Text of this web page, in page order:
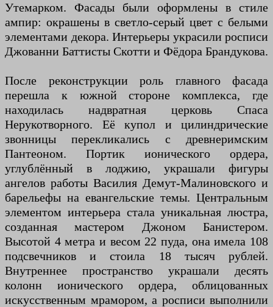
Утемарком. Фасады были оформлены в стиле
ампир: окрашены в светло-серый цвет с белыми
элементами декора. Интерьеры украсили росписи
Джованни Баттисты Скотти и Фёдора Брандукова.
После реконструкции роль главного фасада
перешла к южной стороне комплекса, где
находилась надвратная церковь Спаса
Нерукотворного. Её купол и цилиндрические
звонницы перекликались с древнеримским
Пантеоном. Портик ионического ордера,
углублённый в лоджию, украшали фигуры
ангелов работы Василия Демут-Малиновского и
барельефы на евангельские темы. Центральным
элементом интерьера стала уникальная люстра,
созданная мастером Джоном Банистером.
Высотой 4 метра и весом 22 пуда, она имела 108
подсвечников и стоила 18 тысяч рублей.
Внутреннее пространство украшали десять
колонн ионического ордера, облицованных
искусственным мрамором, а росписи выполнили